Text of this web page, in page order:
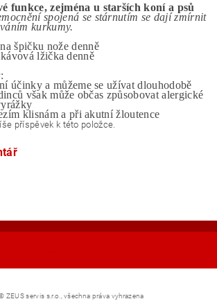
funkce, zejména u starších koní a psů
spojená se stárnutím se dají zmírnit
kurkumy.
špičku nože denně
lžička denně
účinky a můžeme se užívat dlouhodobě
však může občas způsobovat alergické
klisnám a při akutní žloutence
příspěvek k této položce.
ZEUS servis s.r.o., všechna práva vyhrazena